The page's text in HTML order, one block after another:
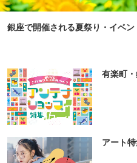
銀座で開催される夏祭り・イベ
有楽町
アート